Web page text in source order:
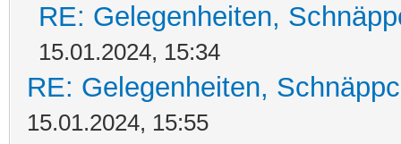
RE: Gelegenheiten,
15.01.2024, 15:34
RE: Gelegenheiten,
15.01.2024, 15:55